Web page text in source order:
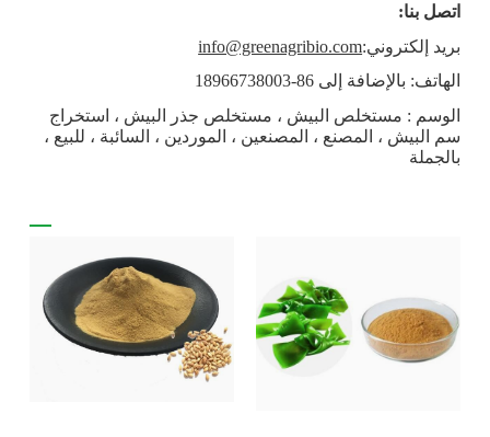
اتصل بنا:
بريد إلكتروني:info@greenagribio.com
الهاتف: بالإضافة إلى 86-18966738003
الوسم : مستخلص البيش ، مستخلص جذر البيش ، استخراج
سم البيش ، المصنع ، المصنعين ، الموردين ، السائبة ، للبيع ،
بالجملة